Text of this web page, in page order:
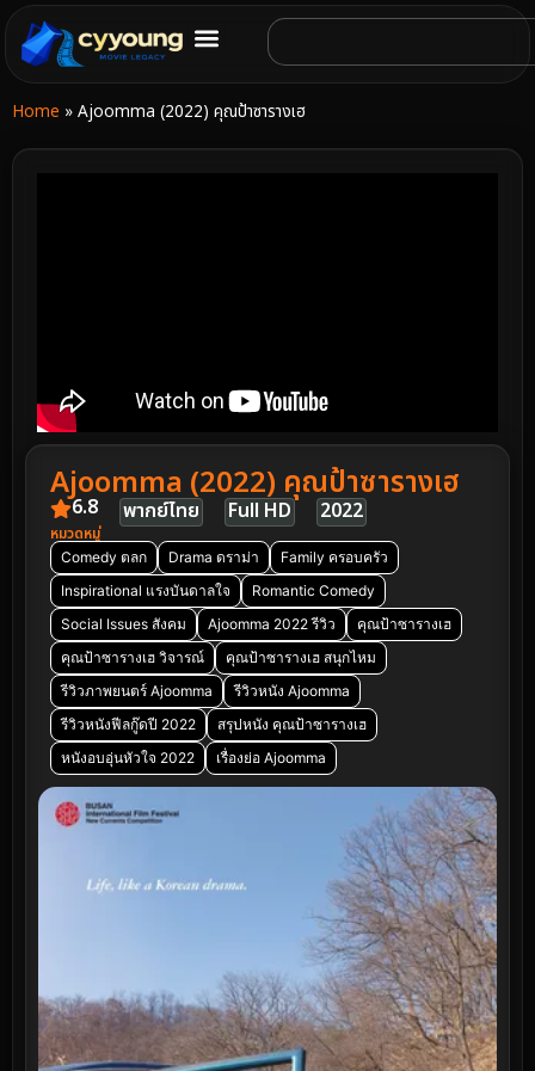
Home » Ajoomma (2022) คุณป้าซารางเฮ
Ajoomma (2022) คุณป้าซารางเฮ
6.8 พากย์ไทย Full HD 2022
หมวดหมู่
Comedy ตลก Drama ดราม่า
Family ครอบครัว
Inspirational แรงบันดาลใจ
Romantic Comedy
Social Issues สังคม
Ajoomma 2022 รีวิว
คุณป้าซารางเฮ
คุณป้าซารางเฮ วิจารณ์
คุณป้าซารางเฮ สนุกไหม
รีวิวภาพยนตร์ Ajoomma
รีวิวหนัง Ajoomma
รีวิวหนังฟีลกู๊ดปี 2022
สรุปหนัง คุณป้าซารางเฮ
หนังอบอุ่นหัวใจ 2022
เรื่องย่อ Ajoomma